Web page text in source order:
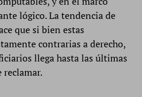
lógico. La tendencia de
que si bien estas
contrarias a derecho,
llega hasta las últimas
reclamar.